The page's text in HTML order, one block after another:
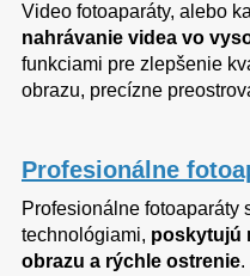
Video fotoaparáty, alebo
nahrávanie videa vo
funkciami pre zlepšenie
obrazu, precízne
Profesionálne
Profesionálne fotoaparáty
technológiami, poskytujú
obrazu a rýchle ostrenie.